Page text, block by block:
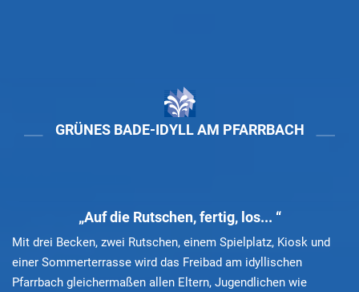
GRÜNES BADE-IDYLL AM PFARRBACH
„Auf die Rutschen, fertig, los... “
Mit drei Becken, zwei Rutschen, einem Spielplatz, Kiosk und
einer Sommerterrasse wird das Freibad am idyllischen
Pfarrbach gleichermaßen allen Eltern, Jugendlichen wie